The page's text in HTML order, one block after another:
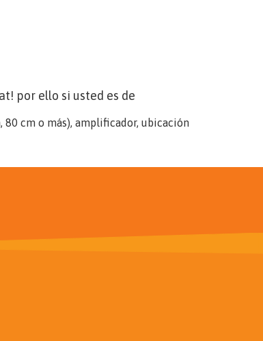
por ello si usted es de
cm o más), amplificador, ubicación